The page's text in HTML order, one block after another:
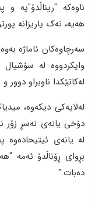
ناوەکە "ریناڵدۆ"یە و
هەیە، نەک یاریزانە
سەرچاوەکان ئاماژە
وایکردووە لە سۆشیال
لەکاتێکدا ناوبراو
لەلایەکی دیکەوە،
دۆخی یانەی نەسڕ زۆر
لە یانەی ئیتیحادەوە
بڕوای ڕۆناڵدۆ ئەمە
دەبات."